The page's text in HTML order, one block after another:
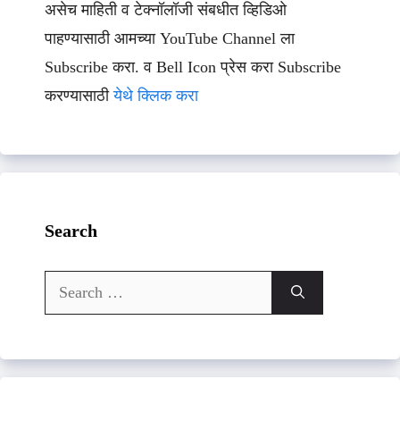
असेच माहिती व टेक्नॉलॉजी संबधीत व्हिडिओ
पाहण्यासाठी आमच्या YouTube Channel ला
Subscribe करा. व Bell Icon प्रेस करा Subscribe
करण्यासाठीयेथे क्लिक करा
Search
Search
for: